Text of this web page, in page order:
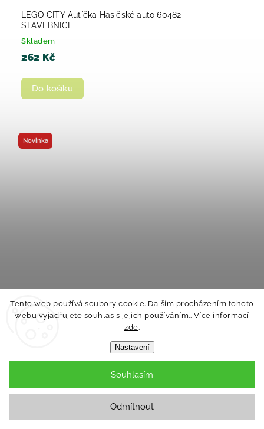
Tento web používá soubory cookie. Dalším procházením tohoto
webu vyjadřujete souhlas s jejich používáním.. Více informací
zde.
Nastavení
Odmítnout
Souhlasím
LEGO CITY Autíčka Hasičské auto 60482
STAVEBNICE
Skladem
262 Kč
Do košíku
Novinka
LEGO CITY Autíčka Herní závodní auto 60484
251 Kč
Do košíku